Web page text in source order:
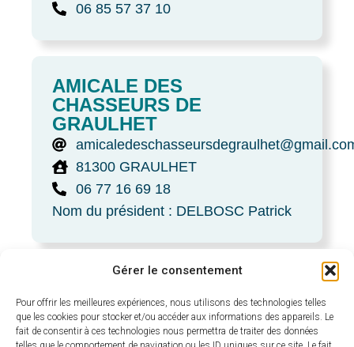
Gérer le consentement
Pour offrir les meilleures expériences, nous utilisons des technologies telles
que les cookies pour stocker et/ou accéder aux informations des appareils. Le
fait de consentir à ces technologies nous permettra de traiter des données
06 85 57 37 10
AMICALE DES
CHASSEURS DE
GRAULHET
81300 GRAULHET
06 77 16 69 18
Nom du président : DELBOSC Patrick
DE SANG BENEVOLES DU
GRAULHETOIS